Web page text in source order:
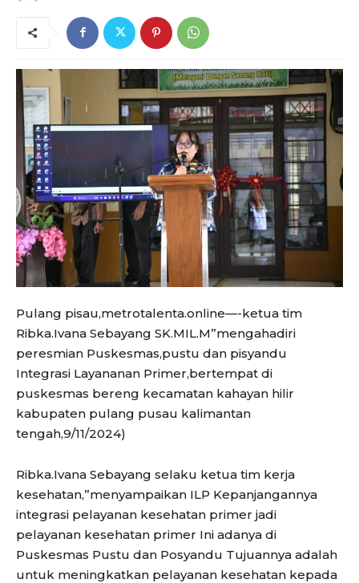
Pulang pisau,metrotalenta.online—-ketua tim
Ribka.Ivana Sebayang SK.MIL.M”mengahadiri
peresmian Puskesmas,pustu dan pisyandu
Integrasi Layananan Primer,bertempat di
puskesmas bereng kecamatan kahayan hilir
kabupaten pulang pusau kalimantan
tengah,9/11/2024)
Ribka.Ivana Sebayang selaku ketua tim kerja
kesehatan,”menyampaikan ILP Kepanjangannya
integrasi pelayanan kesehatan primer jadi
pelayanan kesehatan primer Ini adanya di
Puskesmas Pustu dan Posyandu Tujuannya adalah
untuk meningkatkan pelayanan kesehatan kepada